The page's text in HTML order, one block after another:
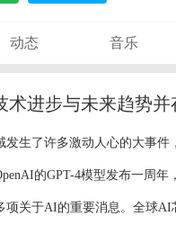
动态 音乐
术进步与未来趋势并
发生了许多激动人心的大事
的GPT-4模型发布一周
关于AI的重要消息。全球AI